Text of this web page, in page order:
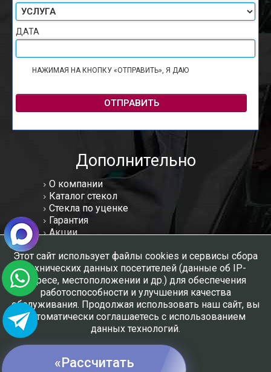
ДАТА
НАЖИМАЯ НА КНОПКУ «ОТПРАВИТЬ», Я ДАЮ
ОТПРАВИТЬ
Дополнительно
О компании
Каталог стекол
Стекла по уценке
Гарантия
Акции
Отзывы
Вакансии
Контакты
Мы в соцсетях:
Создание и продвижение сайтов - РНТК-Империя
«Рассчитать
Этот сайт использует файлы cookies и сервисы сбора
технических данных посетителей (данные об IP-
адресе, местоположении и др.) для обеспечения
работоспособности и улучшения качества
обслуживания. Продолжая использовать наш сайт, вы
автоматически соглашаетесь с использованием
данных технологий.
ПОНЯТНО